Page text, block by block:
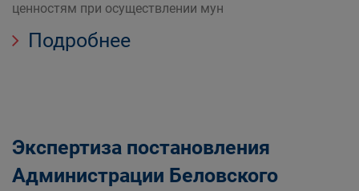
ценностям при осуществлении мун
Подробнее
Экспертиза постановления
Администрации Беловского